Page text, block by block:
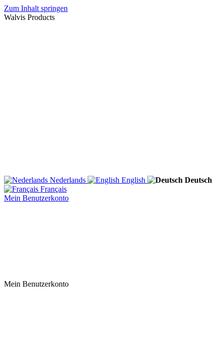
Zum Inhalt springen
Walvis Products
Nederlands English
Deutsch
Français
Mein Benutzerkonto
Mein Benutzerkonto